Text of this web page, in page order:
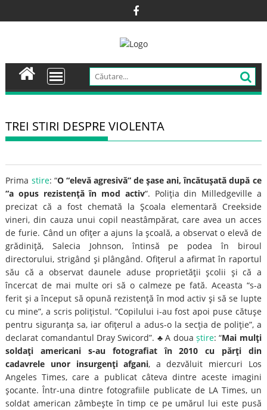
to
TREI STIRI DESPRE VIOLENTA
Prima stire: “O “elevă agresivă” de şase ani, încătuşată după ce
“a opus rezistenţă în mod activ“. Poliţia din Milledgeville a
precizat că a fost chemată la Şcoala elementară Creekside
vineri, din cauza unui copil neastâmpărat, care avea un acces
de furie. Când un ofiţer a ajuns la şcoală, a observat o elevă de
grădiniţă, Salecia Johnson, întinsă pe podea în biroul
directorului, strigând şi plângând. Ofiţerul a afirmat în raportul
său că a observat daunele aduse proprietăţii şcolii şi că a
încercat de mai multe ori să o calmeze pe fată. Aceasta “s-a
ferit şi a început să opună rezistenţă în mod activ şi să se lupte
cu mine”, a scris poliţistul. “Copilului i-au fost apoi puse cătuşe
pentru siguranţa sa, iar ofiţerul a adus-o la secţia de poliţie”, a
declarat comandantul Dray Swicord”. ♣ A doua știre: “Mai mulţi
soldaţi americani s-au fotografiat în 2010 cu părţi din
cadavrele unor insurgenţi afgani, a dezvăluit miercuri Los
Angeles Times, care a publicat câteva dintre aceste imagini
şocante. Într-una dintre fotografiile publicate de LA Times, un
soldat american zâmbeşte în timp ce pe umărul lui este pusă